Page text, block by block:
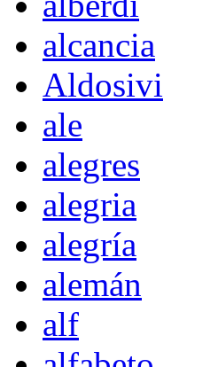
alcancia
Aldosivi
ale
alegres
alegria
alegría
alemán
alf